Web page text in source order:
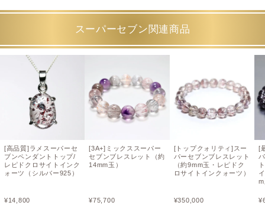
スーパーセブン関連商品
[高品質]ラメスーパーセ
ブンペンダントトップ/
レピドクロサイトインク
ォーツ（シルバー925）
¥14,800
[3A+]ミックススーパー
セブンブレスレット（約
14mm玉）
¥75,700
[トップクォリティ]スー
パーセブンブレスレット
（約9mm玉・レピドク
ロサイトインクォーツ）
¥350,000
[
¥